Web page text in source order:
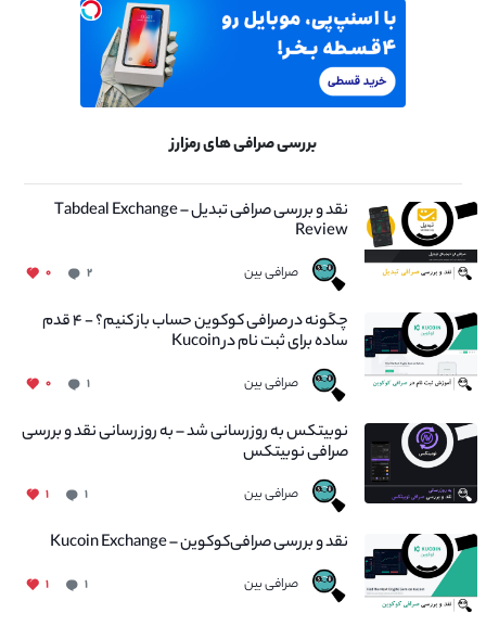
بررسی صرافی های رمزارز
نقد و بررسی صرافی تبدیل – Tabdeal Exchange
Review
صرافی بین ۲ ۰
چگونه در صرافی کوکوین حساب باز کنیم؟ - ۴ قدم
ساده برای ثبت نام در Kucoin
صرافی بین ۱ ۰
نوبیتکس به روزرسانی شد – به روز رسانی نقد و بررسی
صرافی نوبیتکس
صرافی بین ۱ ۱
نقد و بررسی صرافی‌کوکوین – Kucoin Exchange
صرافی بین ۱ ۱